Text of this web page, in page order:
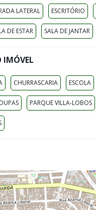
LATERAL ESCRITÓRIO
DE ESTAR SALA DE JANTAR
IMÓVEL
CHURRASCARIA ESCOLA
PARQUE VILLA-LOBOS